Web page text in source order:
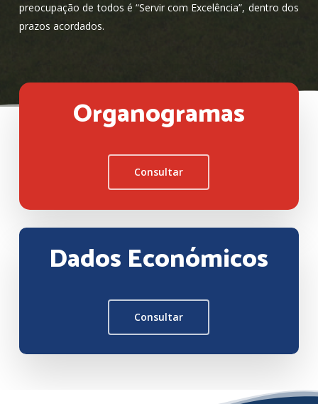
preocupação de todos é “Servir com Excelência”, dentro dos
prazos acordados.
Organogramas
Consultar
Dados Económicos
Consultar